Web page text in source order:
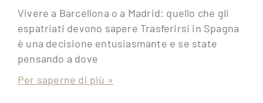
Vivere a Barcellona o a Madrid: quello che gli
espatriati devono sapere Trasferirsi in Spagna
è una decisione entusiasmante e se state
pensando a dove
Per saperne di più »